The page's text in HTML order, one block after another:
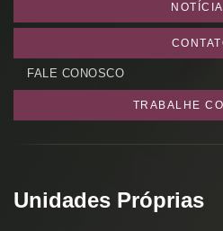
FALE CONOSCO
TRABALHE
Unidades Próprias